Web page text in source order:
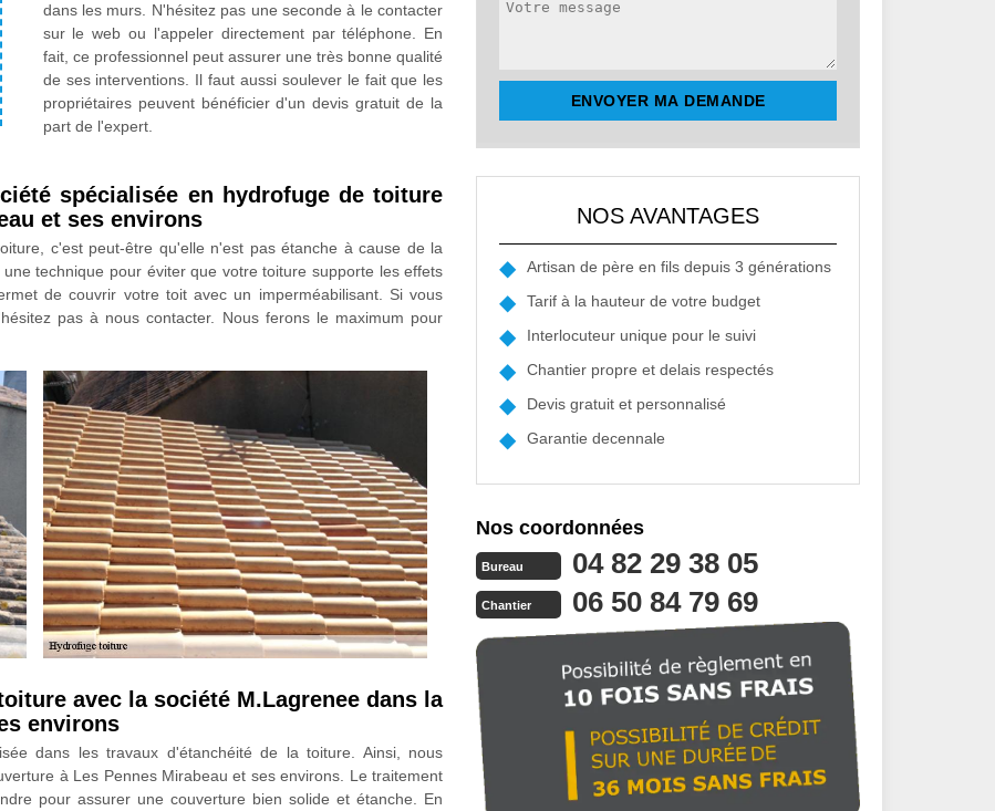
dans les murs. N'hésitez pas une seconde à le contacter
sur le web ou l'appeler directement par téléphone. En
fait, ce professionnel peut assurer une très bonne qualité
de ses interventions. Il faut aussi soulever le fait que les
propriétaires peuvent bénéficier d'un devis gratuit de la
part de l'expert.
spécialisée en hydrofuge de toiture
et ses environs
c'est peut-être qu'elle n'est pas étanche à cause de la
technique pour éviter que votre toiture supporte les effets
de couvrir votre toit avec un imperméabilisant. Si vous
pas à nous contacter. Nous ferons le maximum pour
avec la société M.Lagrenee dans la
environs
dans les travaux d'étanchéité de la toiture. Ainsi, nous
à Les Pennes Mirabeau et ses environs. Le traitement
pour assurer une couverture bien solide et étanche. En
NOS AVANTAGES
Artisan de père en fils depuis 3 générations
Tarif à la hauteur de votre budget
Interlocuteur unique pour le suivi
Chantier propre et delais respectés
Devis gratuit et personnalisé
Garantie decennale
Nos coordonnées
Bureau 04 82 29 38 05
Chantier 06 50 84 79 69